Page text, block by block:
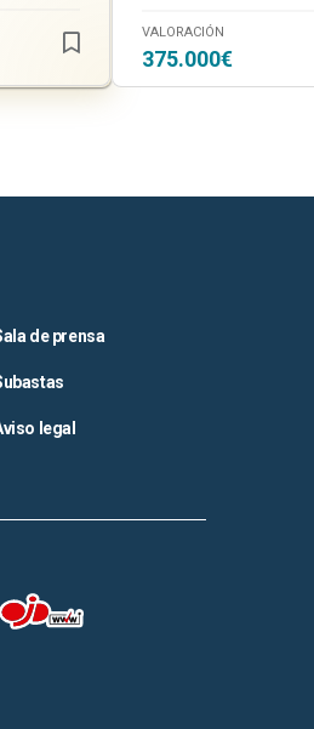
VALORACIÓN
375.000€
de prensa
legal